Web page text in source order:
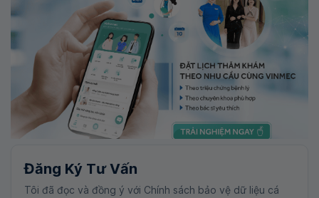
Đăng Ký Tư Vấn
Tôi đã đọc và đồng ý với Chính sách bảo vệ dữ liệu cá